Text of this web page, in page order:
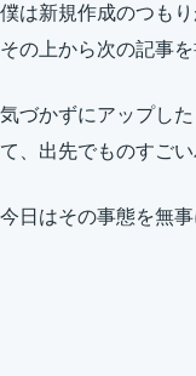
僕は新規作成のつも
その上から次の記事
気づかずにアップし
て、出先でものすごい
今日はその事態を無